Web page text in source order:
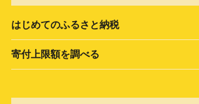
はじめてのふるさと納税
寄付上限額を調べる